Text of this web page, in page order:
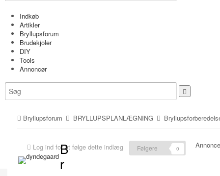
Indkøb
Artikler
Bryllupsforum
Brudekjoler
DIY
Tools
Annoncør
Bryllupsforum BRYLLUPSPLANLÆGNING
Log ind for at følge dette indlæg Følgere 0
B
r